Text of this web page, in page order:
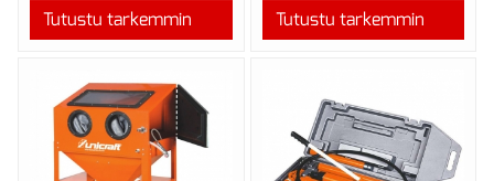
Tutustu tarkemmin
Tutustu tarkemmin